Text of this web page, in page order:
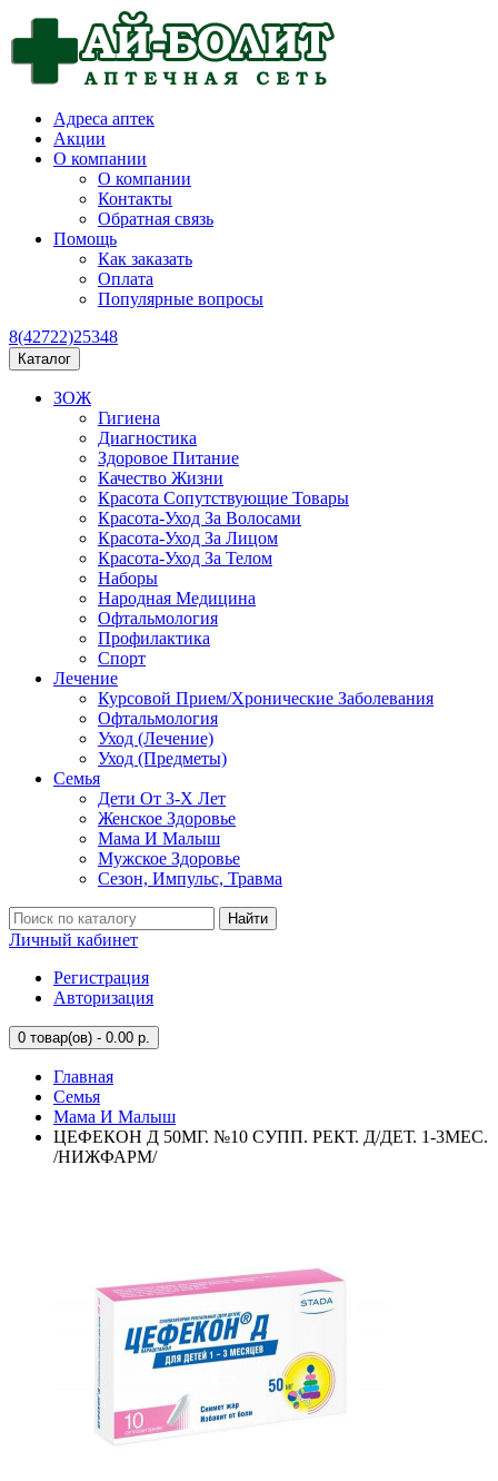
Адреса аптек
Акции
О компании
О компании
Контакты
Обратная связь
Помощь
Как заказать
Оплата
Популярные вопросы
8(42722)25348
Каталог
ЗОЖ
Гигиена
Диагностика
Здоровое Питание
Качество Жизни
Красота Сопутствующие Товары
Красота-Уход За Волосами
Красота-Уход За Лицом
Красота-Уход За Телом
Наборы
Народная Медицина
Офтальмология
Профилактика
Спорт
Лечение
Курсовой Прием/Хронические Заболевания
Офтальмология
Уход (Лечение)
Уход (Предметы)
Семья
Дети От 3-Х Лет
Женское Здоровье
Мама И Малыш
Мужское Здоровье
Сезон, Импульс, Травма
Найти
Личный кабинет
Регистрация
Авторизация
0 товар(ов) - 0.00 р.
Главная
Семья
Мама И Малыш
ЦЕФЕКОН Д 50МГ. №10 СУПП. РЕКТ. Д/ДЕТ. 1-3МЕС.
/НИЖФАРМ/